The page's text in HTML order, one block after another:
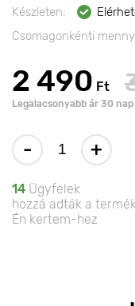
Készleten:
Csomagonkénti
2 490 Ft
Legalacsonyabb ár 30
- +
14 Ügyfelek
hozzá adták a
Én kertem-hez